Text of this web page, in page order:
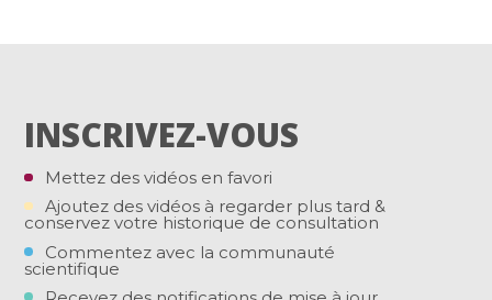
INSCRIVEZ-VOUS
Mettez des vidéos en favori
Ajoutez des vidéos à regarder plus tard &
conservez votre historique de consultation
Commentez avec la communauté
scientifique